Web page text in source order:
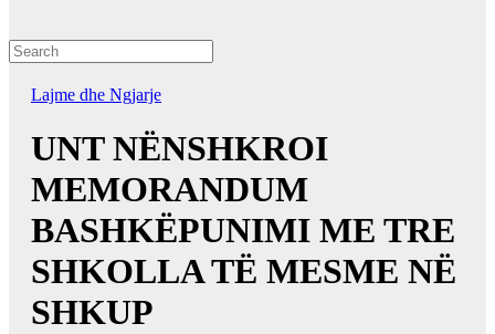
Lajme dhe Ngjarje
UNT NËNSHKROI
MEMORANDUM
BASHKËPUNIMI ME TRE
SHKOLLA TË MESME NË
SHKUP